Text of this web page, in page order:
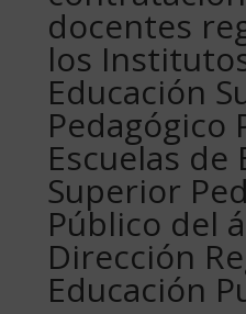
docentes
los
Educación
Pedagógico
Escuelas de
Superior
Público del
Dirección
Educación